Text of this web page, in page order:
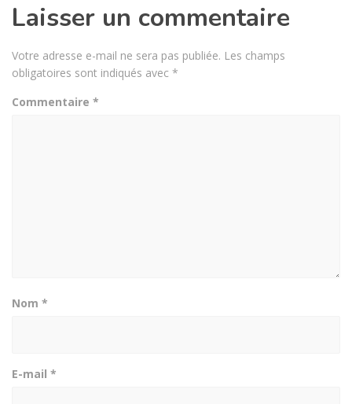
Laisser un commentaire
Votre adresse e-mail ne sera pas publiée. Les champs
obligatoires sont indiqués avec *
Commentaire *
Nom *
E-mail *